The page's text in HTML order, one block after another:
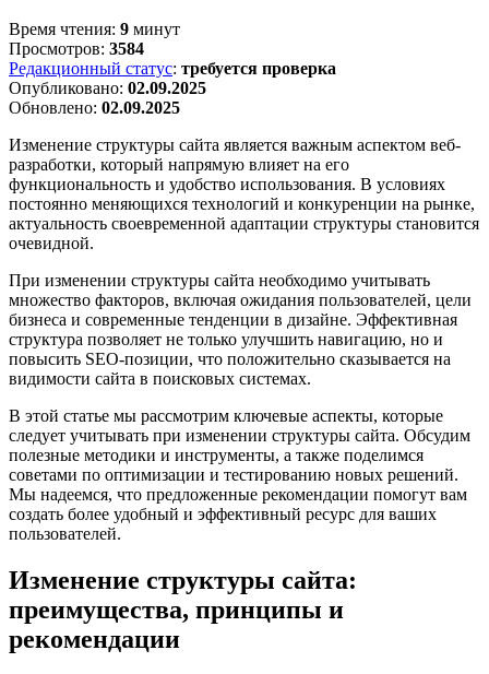
Время чтения: 9 минут
Просмотров: 3584
Редакционный статус: требуется проверка
Опубликовано: 02.09.2025
Обновлено: 02.09.2025
Изменение структуры сайта является важным аспектом веб-
разработки, который напрямую влияет на его
функциональность и удобство использования. В условиях
постоянно меняющихся технологий и конкуренции на рынке,
актуальность своевременной адаптации структуры становится
очевидной.
При изменении структуры сайта необходимо учитывать
множество факторов, включая ожидания пользователей, цели
бизнеса и современные тенденции в дизайне. Эффективная
структура позволяет не только улучшить навигацию, но и
повысить SEO-позиции, что положительно сказывается на
видимости сайта в поисковых системах.
В этой статье мы рассмотрим ключевые аспекты, которые
следует учитывать при изменении структуры сайта. Обсудим
полезные методики и инструменты, а также поделимся
советами по оптимизации и тестированию новых решений.
Мы надеемся, что предложенные рекомендации помогут вам
создать более удобный и эффективный ресурс для ваших
пользователей.
Изменение структуры сайта:
преимущества, принципы и
рекомендации